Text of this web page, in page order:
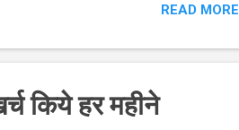
READ MORE
किये हर महीने